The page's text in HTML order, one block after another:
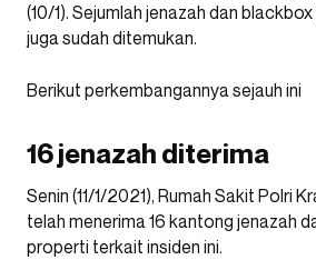
(10/1).⁠ Sejumlah jenazah dan
juga sudah ditemukan.
Berikut perkembangannya sejauh ini
16 jenazah diterima
Senin (11/1/2021), Rumah Sakit Polri
telah menerima 16 kantong jenazah
properti terkait insiden ini.